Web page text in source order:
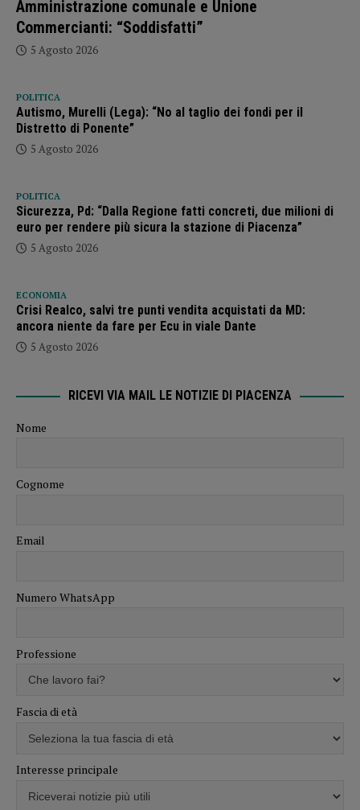
Amministrazione comunale e Unione
Commercianti: “Soddisfatti”
5 Agosto 2026
POLITICA
Autismo, Murelli (Lega): “No al taglio dei fondi per il
Distretto di Ponente”
5 Agosto 2026
POLITICA
Sicurezza, Pd: “Dalla Regione fatti concreti, due milioni di
euro per rendere più sicura la stazione di Piacenza”
5 Agosto 2026
ECONOMIA
Crisi Realco, salvi tre punti vendita acquistati da MD:
ancora niente da fare per Ecu in viale Dante
5 Agosto 2026
RICEVI VIA MAIL LE NOTIZIE DI PIACENZA
Nome
Cognome
Email
Numero WhatsApp
Professione
Fascia di età
Interesse principale